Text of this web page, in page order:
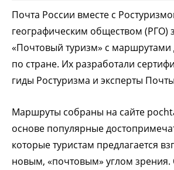
Почта России вместе с
географическим обществом (РГО)
«Почтовый туризм» с маршрутами
по стране. Их разработали
гиды Ростуризма и эксперты
Маршруты собраны на сайте
основе популярные
которые туристам предлагается
новым, «почтовым» углом